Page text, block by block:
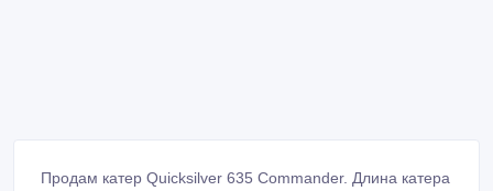
Продам катер Quicksilver 635 Commander. Длина катера